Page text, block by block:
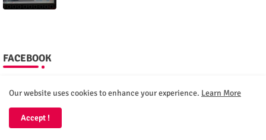
FACEBOOK
Our website uses cookies to enhance your experience. Learn More
Accept !